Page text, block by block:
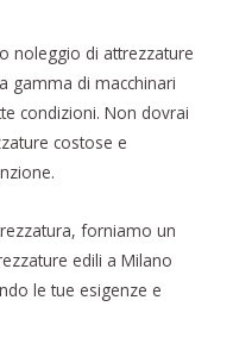
noleggio di attrezzature
gamma di macchinari
condizioni. Non dovrai
costose e
forniamo un
edili a Milano
le tue esigenze e